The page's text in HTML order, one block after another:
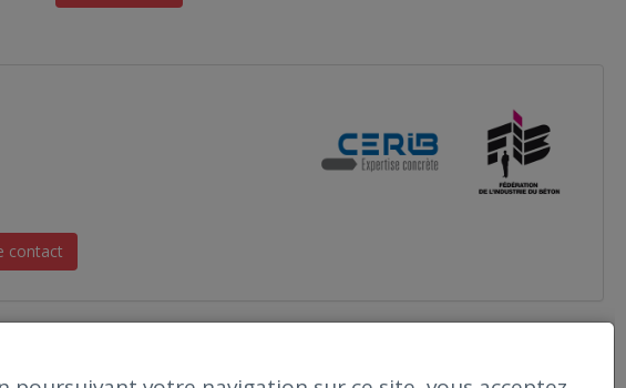
contact